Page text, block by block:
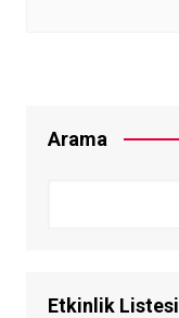
Arama
Etkinlik Listesi